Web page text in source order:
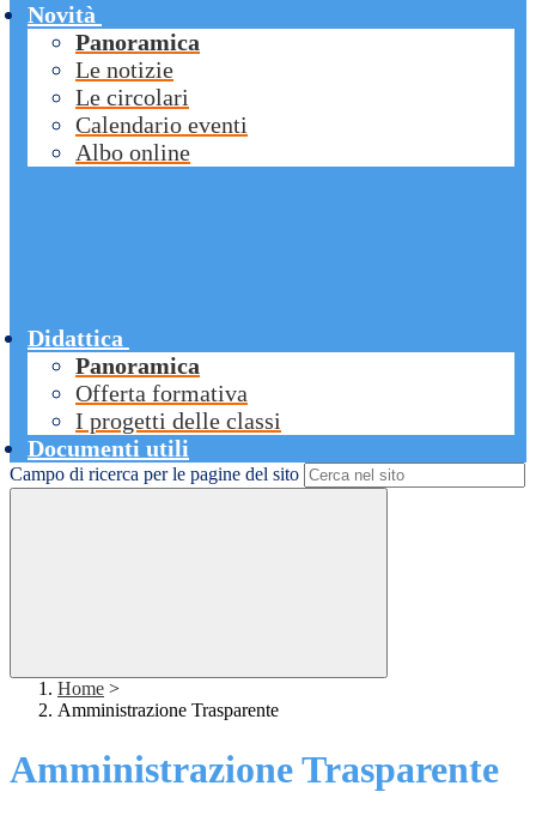
Novità
Panoramica
Le notizie
Le circolari
Calendario eventi
Albo online
Didattica
Panoramica
Offerta formativa
I progetti delle classi
Documenti utili
Campo di ricerca per le pagine del sito
Home >
Amministrazione Trasparente
Amministrazione Trasparente